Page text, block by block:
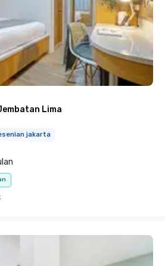
Lima
jakarta